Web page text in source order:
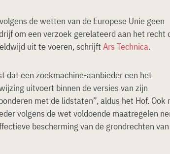
de wetten van de Europese Unie geen
om een verzoek gerelateerd aan het recht
uit te voeren, schrijft Ars Technica.
dat een zoekmachine-aanbieder een het
uitvoert binnen de versies van zijn
met de lidstaten”, aldus het Hof. Ook
volgens de wet voldoende maatregelen
bescherming van de grondrechten